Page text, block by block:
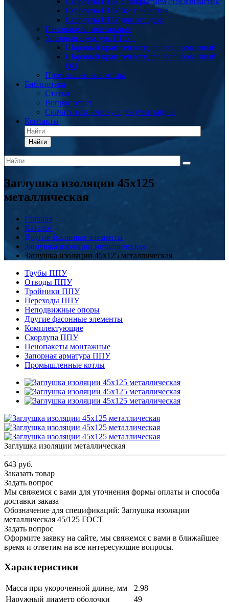
Скорлупа ППУ без покрытия
Скорлупа ППУ для отводов
Пенопакеты монтажные
Запорная арматура ППУ
Шаровый кран теплогидроизолированный
Шаровый кран теплогидроизолированный
ОЦ
Промышленные котлы
Библиотека
Статьи
Вопрос ответ
Скачать техническую документацию
Контакты
Найти
Заглушка изоляции 45x125
металлическая
Главная
Каталог
Другие фасонные элементы
Заглушка изоляции металлическая
Заглушка изоляции 45x125 металлическая
Трубы ППУ
Отводы ППУ
Тройники ППУ
Переходы ППУ
Неподвижные опоры
Другие фасонные элементы
Комплектующие
Скорлупа ППУ
Пенопакеты монтажные
Запорная арматура ППУ
Промышленные котлы
Заглушка изоляции металлическая
643 руб.
Заказать товар
Задать вопрос
Мы свяжемся с вами для уточнения формы оплаты и способа
доставки заказа
Обозначение для спецификаций: Заглушка изоляции
металлическая 45/125 ГОСТ
Задать вопрос
Оформите заявку на сайте, мы свяжемся с вами в ближайшее
время и ответим на все интересующие вопросы.
Характеристики
Масса при укороченной длине, мм
2.98
Наружный диаметр оболочки
49